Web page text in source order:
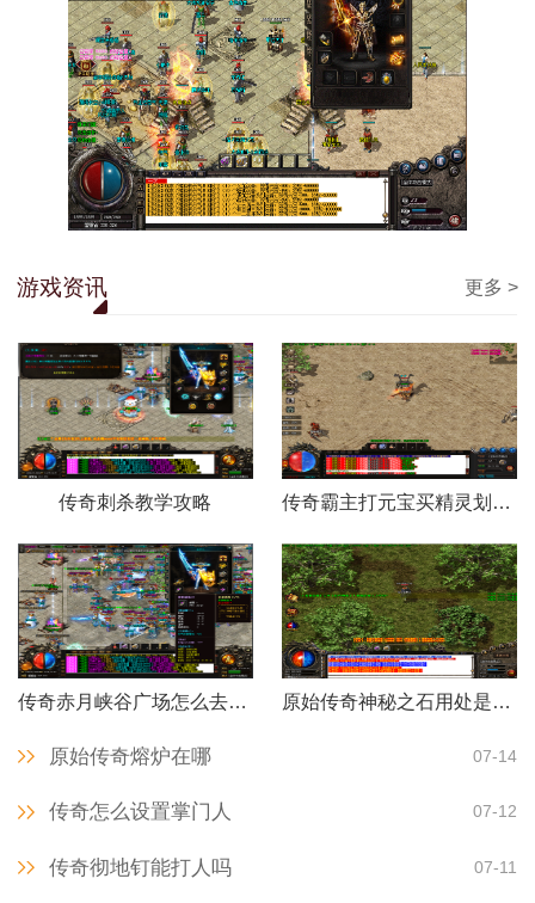
游戏资讯 更多 >
传奇刺杀教学攻略 传奇霸主打元宝买精灵划算不
传奇赤月峡谷广场怎么去老巢 原始传奇神秘之石用处是什么
原始传奇熔炉在哪 07-14
传奇怎么设置掌门人 07-12
传奇彻地钉能打人吗 07-11